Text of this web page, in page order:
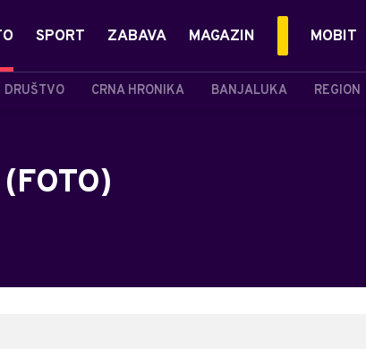
DRUŠTVO CRNA HRONIKA BANJALUKA REGION
SPORT ZABAVA MAGAZIN MOBIT